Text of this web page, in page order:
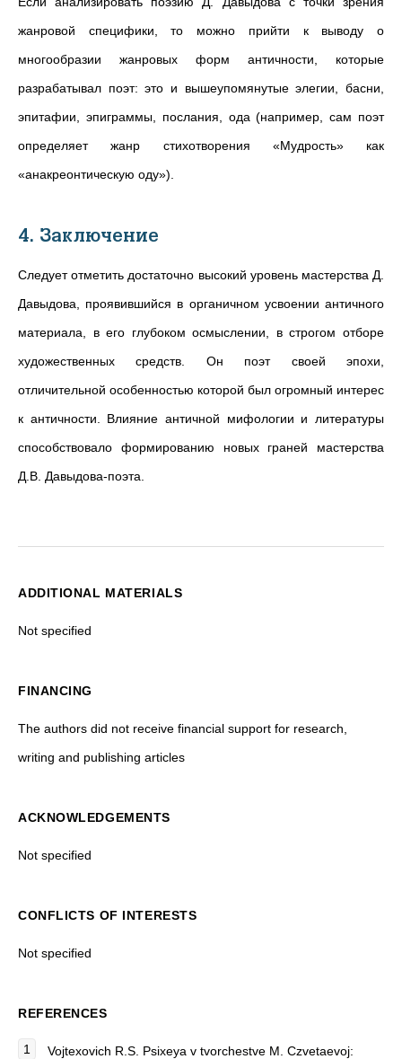
жанровой специфики, то можно прийти к выводу о
многообразии жанровых форм античности, которые
разрабатывал поэт: это и вышеупомянутые элегии, басни,
эпитафии, эпиграммы, послания, ода (например, сам поэт
определяет жанр стихотворения «Мудрость» как
«анакреонтическую оду»).
4. Заключение
Следует отметить достаточно высокий уровень мастерства Д.
Давыдова, проявившийся в органичном усвоении античного
материала, в его глубоком осмыслении, в строгом отборе
художественных средств. Он поэт своей эпохи,
отличительной особенностью которой был огромный интерес
к античности. Влияние античной мифологии и литературы
способствовало формированию новых граней мастерства
Д.В. Давыдова-поэта.
ADDITIONAL MATERIALS
Not specified
FINANCING
The authors did not receive financial support for research,
writing and publishing articles
ACKNOWLEDGEMENTS
Not specified
CONFLICTS OF INTERESTS
Not specified
REFERENCES
Vojtexovich R.S. Psixeya v tvorchestve M. Czvetaevoj: